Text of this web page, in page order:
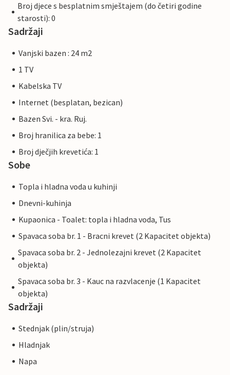
Broj djece s besplatnim smještajem (do četiri godine
starosti): 0
Sadržaji
Vanjski bazen : 24 m2
1 TV
Kabelska TV
Internet (besplatan, bezican)
Bazen Svi. - kra. Ruj.
Broj hranilica za bebe: 1
Broj dječjih krevetića: 1
Sobe
Topla i hladna voda u kuhinji
Dnevni-kuhinja
Kupaonica - Toalet: topla i hladna voda, Tus
Spavaca soba br. 1 - Bracni krevet (2 Kapacitet objekta)
Spavaca soba br. 2 - Jednolezajni krevet (2 Kapacitet
objekta)
Spavaca soba br. 3 - Kauc na razvlacenje (1 Kapacitet
objekta)
Sadržaji
Stednjak (plin/struja)
Hladnjak
Napa